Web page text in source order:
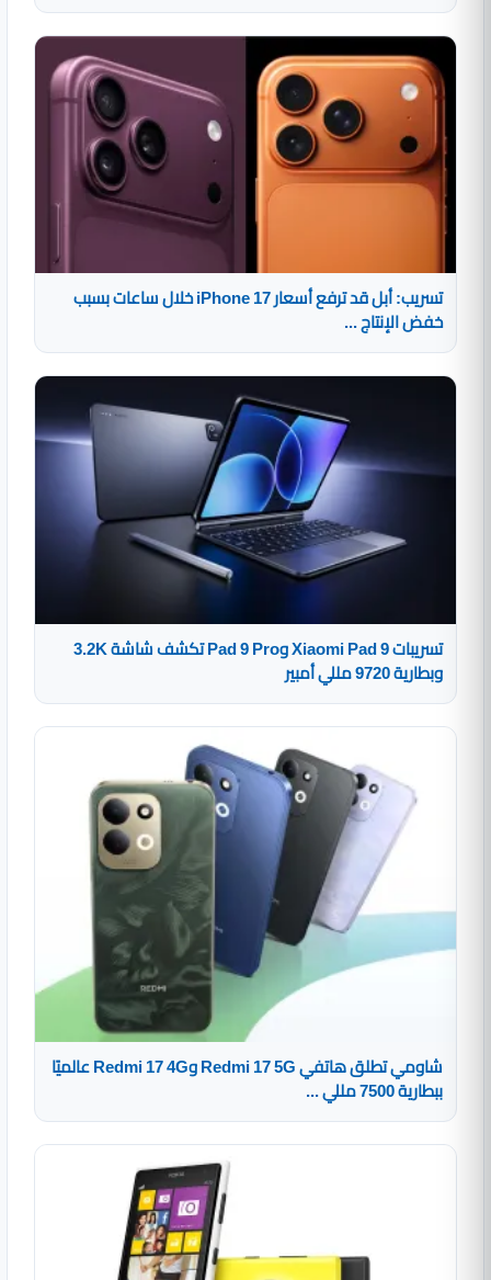
تسريب: أبل قد ترفع أسعار iPhone 17 خلال ساعات بسبب
خفض الإنتاج ...
تسريبات Xiaomi Pad 9 وPad 9 Pro تكشف شاشة 3.2K
وبطارية 9720 مللي أمبير
شاومي تطلق هاتفي Redmi 17 5G وRedmi 17 4G عالميًا
ببطارية 7500 مللي ...